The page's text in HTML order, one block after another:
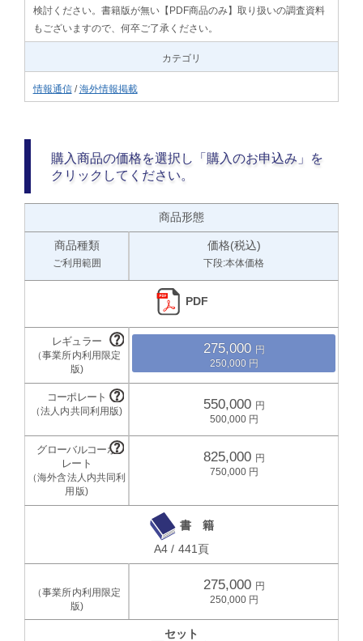
検討ください。書籍版が無い【PDF商品のみ】取り扱いの調査資料
もございますので、何卒ご了承ください。
カテゴリ
情報通信/海外情報掲載
購入商品の価格を選択し「購入のお申込み」を
クリックしてください。
商品形態
商品種類
ご利用範囲
価格(税込)
下段:本体価格
PDF
275,000
250,000
550,000
500,000
825,000
750,000
書 籍
A4 / 441頁
275,000
250,000
セット